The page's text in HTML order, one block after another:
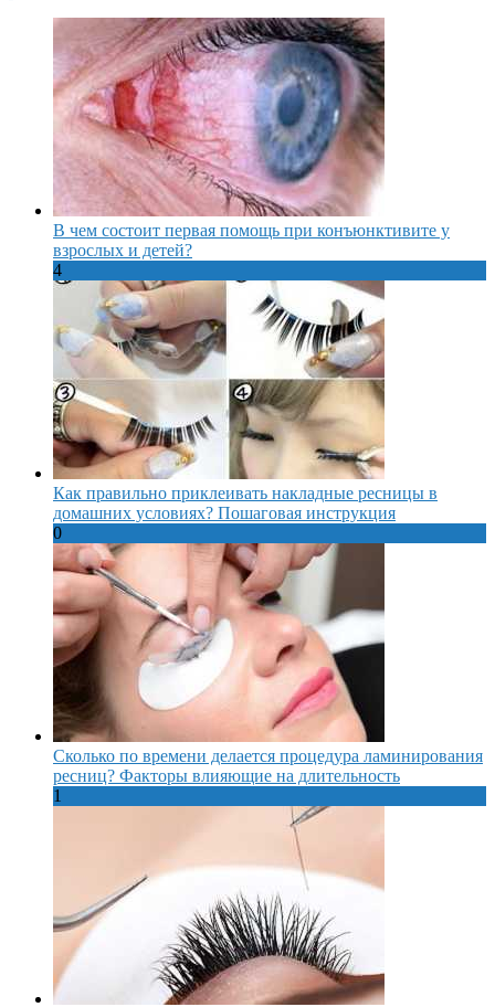
В чем состоит первая помощь при конъюнктивите у
взрослых и детей?
4
Как правильно приклеивать накладные ресницы в
домашних условиях? Пошаговая инструкция
0
Сколько по времени делается процедура ламинирования
ресниц? Факторы влияющие на длительность
1